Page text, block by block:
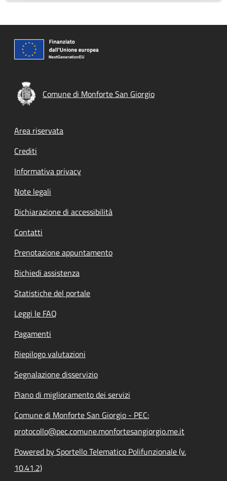
Comune di Monforte San Giorgio
Footer menu
Area riservata
Crediti
Informativa privacy
Note legali
Dichiarazione di accessibilità
Contatti
Prenotazione appuntamento
Richiedi assistenza
Statistiche del portale
Leggi le FAQ
Pagamenti
Riepilogo valutazioni
Segnalazione disservizio
Piano di miglioramento dei servizi
Comune di Monforte San Giorgio - PEC:
protocollo@pec.comune.monfortesangiorgio.me.it
Powered by Sportello Telematico Polifunzionale (v.
10.41.2)